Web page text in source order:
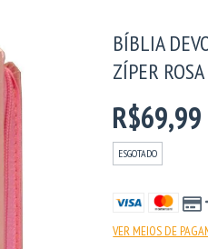
BÍBLIA
ZÍPER ROSA
R$69,99
ESGOTADO
VER MEIOS DE